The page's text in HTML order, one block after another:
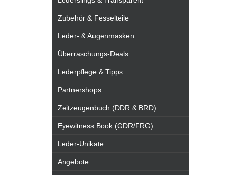
Zubehör & Fesselteile
Leder- & Augenmasken
Überraschungs-Deals
Lederpflege & Tipps
Partnershops
Zeitzeugenbuch (DDR & BRD)
Eyewitness Book (GDR/FRG)
Leder-Unikate
Angebote